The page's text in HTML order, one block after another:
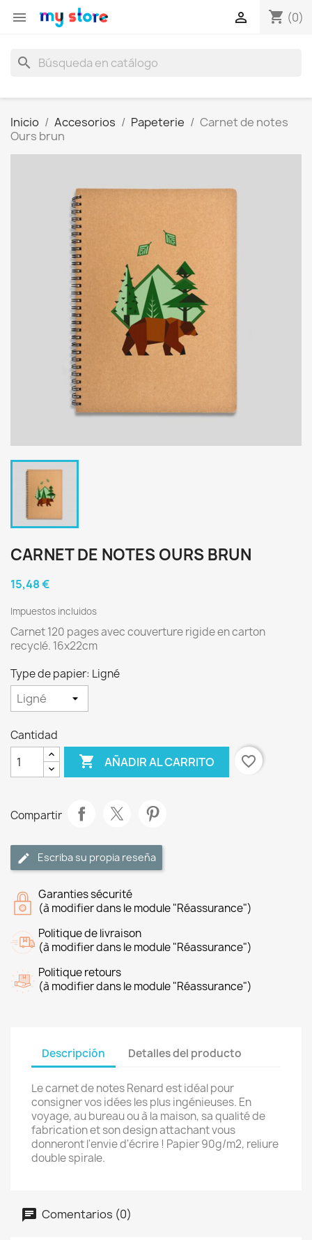
 shopping_cart (0)

search
Inicio Accesorios Papeterie
Carnet de notes
Ours brun
CARNET DE NOTES OURS BRUN
15,48 €
Impuestos incluidos
Carnet 120 pages avec couverture rigide en carton
recyclé. 16x22cm
Type de papier: Ligné
Cantidad
 AÑADIR AL CARRITO favorite_border
Compartir
Escriba su propia reseña
Garanties sécurité
(à modifier dans le module "Réassurance")
Politique de livraison
(à modifier dans le module "Réassurance")
Politique retours
(à modifier dans le module "Réassurance")
Descripción Detalles del producto
Le carnet de notes Renard est idéal pour
consigner vos idées les plus ingénieuses. En
voyage, au bureau ou à la maison, sa qualité de
fabrication et son design attachant vous
donneront l'envie d'écrire ! Papier 90g/m2, reliure
double spirale.
Comentarios (0)